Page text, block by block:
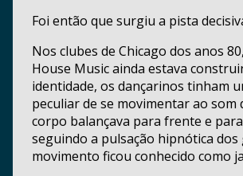
Foi então que surgiu a pista
Nos clubes de Chicago dos anos
House Music ainda estava
identidade, os dançarinos tinham
peculiar de se movimentar ao som
corpo balançava para frente e
seguindo a pulsação hipnótica dos
movimento ficou conhecido como